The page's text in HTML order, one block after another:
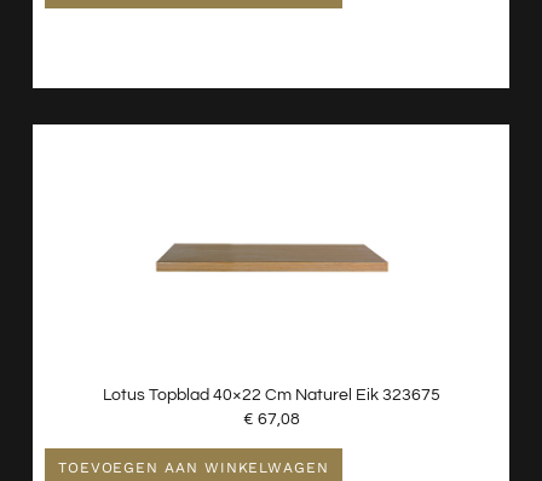
Lotus Topblad 40×22 Cm Naturel Eik 323675
€ 67,08
TOEVOEGEN AAN WINKELWAGEN